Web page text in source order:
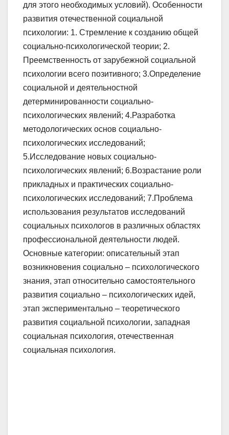
для этого необходимых условий). Особенности
развития отечественной социальной
психологии: 1. Стремление к созданию общей
социально-психологической теории; 2.
Преемственность от зарубежной социальной
психологии всего позитивного; 3.Определение
социальной и деятельностной
детерминированности социально-
психологических явлений; 4.Разработка
методологических основ социально-
психологических исследований;
5.Исследование новых социально-
психологических явлений; 6.Возрастание роли
прикладных и практических социально-
психологических исследований; 7.Проблема
использования результатов исследований
социальных психологов в различных областях
профессиональной деятельности людей.
Основные категории: описательный этап
возникновения социально – психологического
знания, этап относительно самостоятельного
развития социально – психологических идей,
этап экспериментально – теоретического
развития социальной психологии, западная
социальная психология, отечественная
социальная психология.